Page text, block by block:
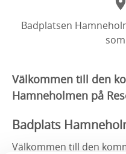
Badplatsen
Välkommen till den
Hamneholmen på
Badplats
Välkommen till den